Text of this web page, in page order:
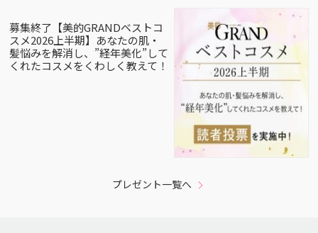
募集終了【美的GRANDベストコ
スメ2026上半期】あなたの肌・
髪悩みを解消し、”経年美化”して
くれたコスメをくわしく教えて！
プレゼント一覧へ